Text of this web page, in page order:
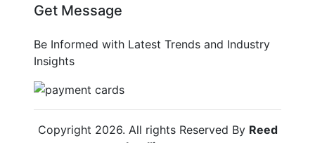
Get Message
Be Informed with Latest Trends and Industry
Insights
Copyright 2026. All rights Reserved By Reed